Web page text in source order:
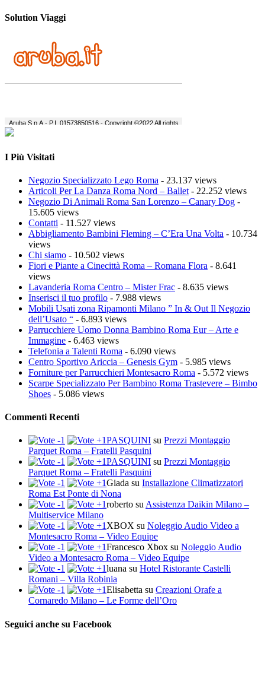
Solution Viaggi
I Più Visitati
Negozio Specializzato Lego Roma - 23.137 views
Articoli Per La Danza Roma Nord – Ballet - 22.252 views
Negozio Di Animali Roma San Lorenzo – Canary Dog -
15.605 views
Contatti - 11.527 views
Abbigliamento Bambini Fleming – C’Era Una Volta - 10.734
views
Chi siamo - 10.502 views
Fiori e Piante a Cinecittà Roma – Romana Flora - 8.641
views
Lavanderia Roma Centro – Mister Frac - 8.635 views
Inserisci il tuo profilo - 7.988 views
Mobili Usati zona Ripamonti Milano ” In & Out Il Negozio
dell’Usato “ - 6.893 views
Parrucchiere Uomo Donna Bambino Roma Eur – Arte e
Immagine - 6.463 views
Telefonia a Talenti Roma - 6.090 views
Centro Sportivo Ariccia – Genesis Gym - 5.985 views
Forniture per Parrucchieri Montesacro Roma - 5.572 views
Scarpe Specializzato Per Bambino Roma Trastevere – Bimbo
Shoes - 5.086 views
Commenti Recenti
PASQUINI su Prezzi Montaggio
Parquet Roma – Fratelli Pasquini
PASQUINI su Prezzi Montaggio
Parquet Roma – Fratelli Pasquini
Giada su Installazione Climatizzatori
Roma Est Ponte di Nona
roberto suAssistenza Daikin Milano –
Multiservice Milano
XBOX su Noleggio Audio Video a
Montesacro Roma – Video Equipe
Francesco Xbox su Noleggio Audio
Video a Montesacro Roma – Video Equipe
luana su Hotel Ristorante Castelli
Romani – Villa Robinia
Elisabetta su Creazioni Orafe a
Cornaredo Milano – Le Forme dell’Oro
Seguici anche su Facebook